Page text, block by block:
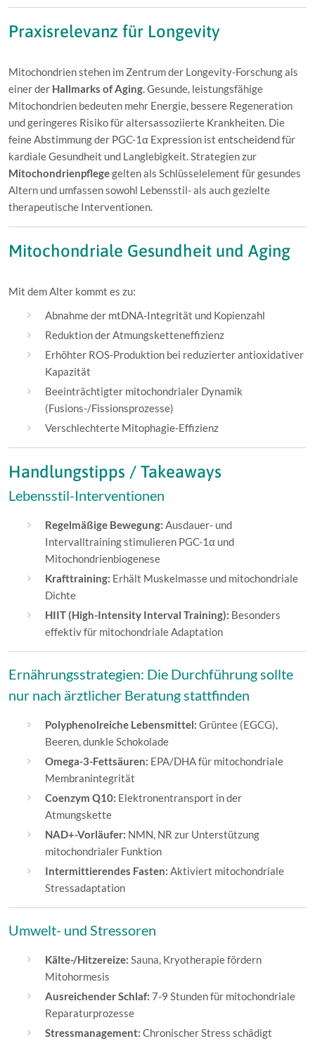
Praxisrelevanz für Longevity
Mitochondrien stehen im Zentrum der Longevity-Forschung als
einer der Hallmarks of Aging. Gesunde, leistungsfähige
Mitochondrien bedeuten mehr Energie, bessere Regeneration
und geringeres Risiko für altersassoziierte Krankheiten. Die
feine Abstimmung der PGC-1α Expression ist entscheidend für
kardiale Gesundheit und Langlebigkeit. Strategien zur
Mitochondrienpflegegelten als Schlüsselelement für gesundes
Altern und umfassen sowohl Lebensstil- als auch gezielte
therapeutische Interventionen.
Mitochondriale Gesundheit und Aging
Mit dem Alter kommt es zu:
Abnahme der mtDNA-Integrität und Kopienzahl
Reduktion der Atmungsketteneffizienz
Erhöhter ROS-Produktion bei reduzierter antioxidativer
Kapazität
Beeinträchtigter mitochondrialer Dynamik
(Fusions-/Fissionsprozesse)
Verschlechterte Mitophagie-Effizienz
Handlungstipps / Takeaways
Lebensstil-Interventionen
Regelmäßige Bewegung: Ausdauer- und
Intervalltraining stimulieren PGC-1α und
Mitochondrienbiogenese
Krafttraining: Erhält Muskelmasse und mitochondriale
Dichte
HIIT (High-Intensity Interval Training): Besonders
effektiv für mitochondriale Adaptation
Ernährungsstrategien: Die Durchführung sollte
nur nach ärztlicher Beratung stattfinden
Polyphenolreiche Lebensmittel: Grüntee (EGCG),
Beeren, dunkle Schokolade
Omega-3-Fettsäuren: EPA/DHA für mitochondriale
Membranintegrität
Coenzym Q10: Elektronentransport in der
Atmungskette
NAD+-Vorläufer: NMN, NR zur Unterstützung
mitochondrialer Funktion
Intermittierendes Fasten: Aktiviert mitochondriale
Stressadaptation
Umwelt- und Stressoren
Kälte-/Hitzereize: Sauna, Kryotherapie fördern
Mitohormesis
Ausreichender Schlaf: 7-9 Stunden für mitochondriale
Reparaturprozesse
Stressmanagement: Chronischer Stress schädigt